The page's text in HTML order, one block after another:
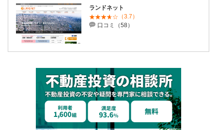
ランドネット
（3.7）
口コミ（58）